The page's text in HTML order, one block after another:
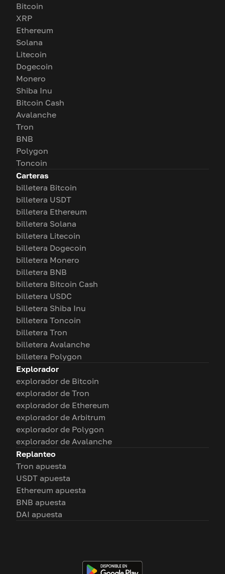
Bitcoin
XRP
Ethereum
Solana
Litecoin
Dogecoin
Monero
Shiba Inu
Bitcoin Cash
Avalanche
Tron
BNB
Polygon
Toncoin
Carteras
billetera Bitcoin
billetera USDT
billetera Ethereum
billetera Solana
billetera Litecoin
billetera Dogecoin
billetera Monero
billetera BNB
billetera Bitcoin Cash
billetera USDC
billetera Shiba Inu
billetera Toncoin
billetera Tron
billetera Avalanche
billetera Polygon
Explorador
explorador de Bitcoin
explorador de Tron
explorador de Ethereum
explorador de Arbitrum
explorador de Polygon
explorador de Avalanche
Replanteo
Tron apuesta
USDT apuesta
Ethereum apuesta
BNB apuesta
DAI apuesta